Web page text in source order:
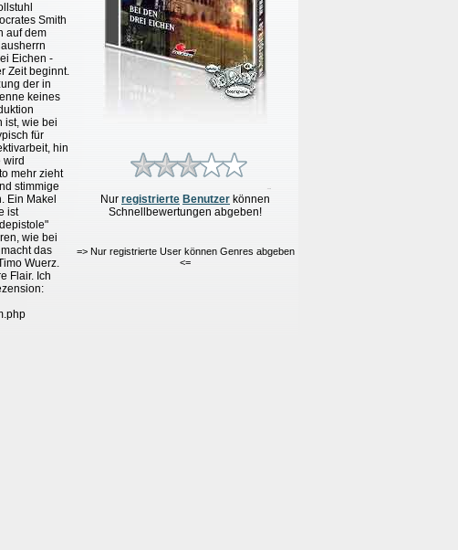
Nur registrierte Benutzer können
Schnellbewertungen abgeben!
=> Nur registrierte User können Genres abgeben
<=
Smith
auf dem
Eichen -
Zeit beginnt.
der in
keines
ist, wie bei
für
hin
wird
mehr zieht
stimmige
Ein Makel
ist
wie bei
das
Wuerz.
Flair. Ich